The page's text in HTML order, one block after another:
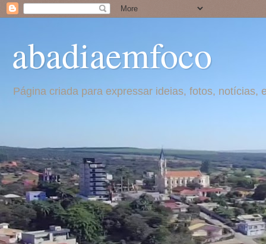
abadiaemfoco
Página criada para expressar ideias, fotos,